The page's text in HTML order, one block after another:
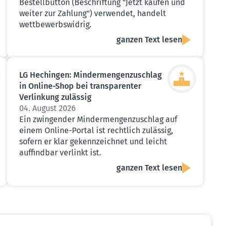
Bestellbutton (Beschriftung "Jetzt kaufen und
weiter zur Zahlung") verwendet, handelt
wettbewerbswidrig.
ganzen Text lesen
LG Hechingen: Minder­men­gen­zu­schlag
in Online-Shop bei trans­pa­renter
Verlinkung zulässig
04. August 2026
Ein zwingender Mindermengenzuschlag auf
einem Online-Portal ist rechtlich zulässig,
sofern er klar gekennzeichnet und leicht
auffindbar verlinkt ist.
ganzen Text lesen